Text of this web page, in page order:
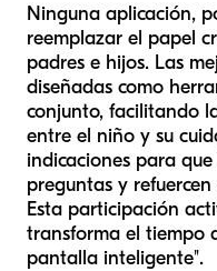
Ninguna aplicación,
reemplazar el papel
padres e hijos. Las
diseñadas como
conjunto, facilitando
entre el niño y su
indicaciones para
preguntas y
Esta participación
transforma el tiempo
pantalla inteligente".